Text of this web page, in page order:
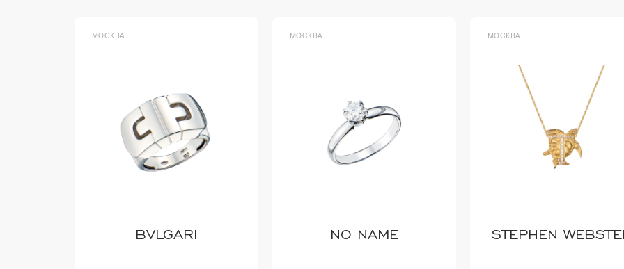
МОСКВА
BVLGARI
МОСКВА
NO NAME
МОСКВА
STEPHEN